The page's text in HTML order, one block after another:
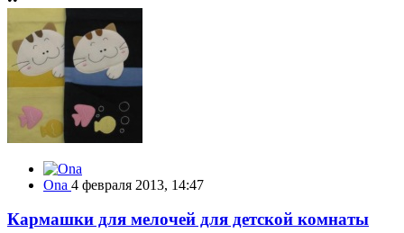
Ona 4 февраля 2013, 14:47
Кармашки для мелочей для детской комнаты